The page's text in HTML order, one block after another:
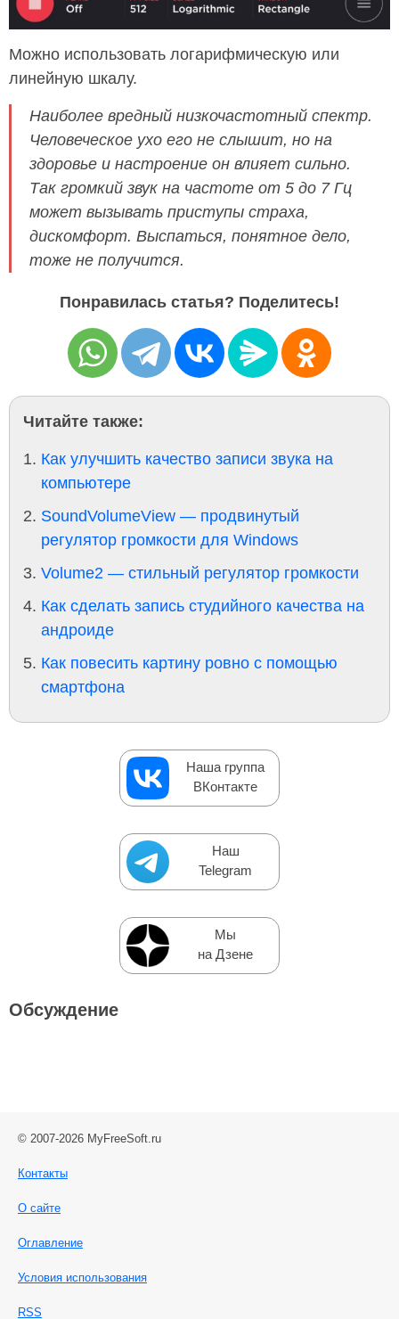
Можно использовать логарифмическую или
линейную шкалу.
Наиболее вредный низкочастотный спектр.
Человеческое ухо его не слышит, но на
здоровье и настроение он влияет сильно.
Так громкий звук на частоте от 5 до 7 Гц
может вызывать приступы страха,
дискомфорт. Выспаться, понятное дело,
тоже не получится.
Понравилась статья? Поделитесь!
Читайте также:
Как улучшить качество записи звука на
компьютере
SoundVolumeView — продвинутый
регулятор громкости для Windows
Volume2 — стильный регулятор громкости
Как сделать запись студийного качества на
андроиде
Как повесить картину ровно с помощью
смартфона
Наша группа
ВКонтакте
Наш
Telegram
Мы
на Дзене
Обсуждение
© 2007-2026 MyFreeSoft.ru
Контакты
О сайте
Оглавление
Условия использования
RSS